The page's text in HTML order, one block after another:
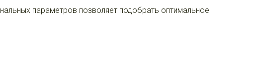
параметров позволяет подобрать оптимальное